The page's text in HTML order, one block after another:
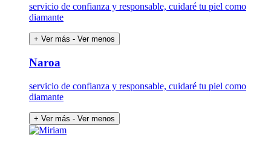
servicio de confianza y responsable, cuidaré tu piel como
diamante
+ Ver más - Ver menos
Naroa
servicio de confianza y responsable, cuidaré tu piel como
diamante
+ Ver más - Ver menos